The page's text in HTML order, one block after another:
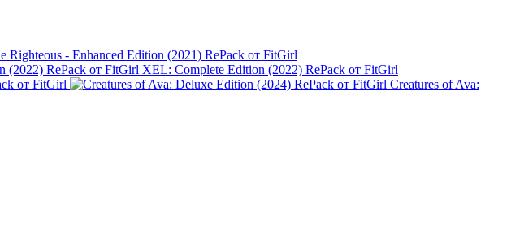
Righteous - Enhanced Edition (2021) RePack от FitGirl
XEL: Complete Edition (2022) RePack от FitGirl
от FitGirl
Creatures of Ava: